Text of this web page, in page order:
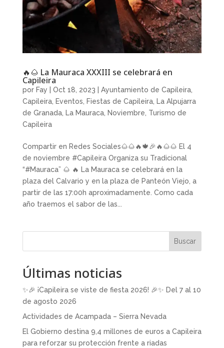
🔥🌰 La Mauraca XXXIII se celebrará en
Capileira
por Fay | Oct 18, 2023 | Ayuntamiento de Capileira,
Capileira, Eventos Fiestas de Capileira, La Alpujarra
de Granada, La Mauraca, Noviembre Turismo de
Capileira
Compartir en Redes Sociales🌰🌰🔥🍁🎉🔥🌰🌰 El 4
de noviembre #Capileira Organiza su Tradicional
“#Mauraca” 🌰 🔥 La Mauraca se celebrará en la
plaza del Calvario y en la plaza de Panteón Viejo, a
partir de las 17:00h aproximadamente. Como cada
año traemos el sabor de las...
Buscar
Últimas noticias
✨🎉 ¡Capileira se viste de fiesta 2026! 🎉✨ Del 7 al 10
de agosto 2026
Actividades de Acampada – Sierra Nevada
El Gobierno destina 9,4 millones de euros a Capileira
para reforzar su protección frente a riadas